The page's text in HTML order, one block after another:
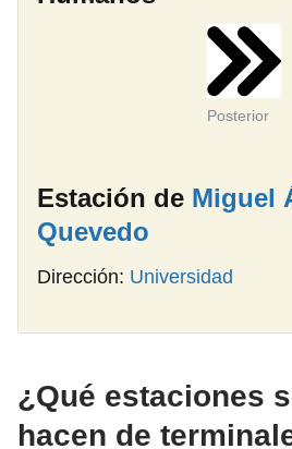
Posterior
Estación de Miguel
Quevedo
Dirección: Universidad
¿Qué estaciones
hacen de